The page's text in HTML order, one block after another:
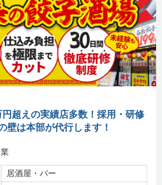
円超えの実績店多数！採用・研修
壁は本部が代行します！
居酒屋・バー